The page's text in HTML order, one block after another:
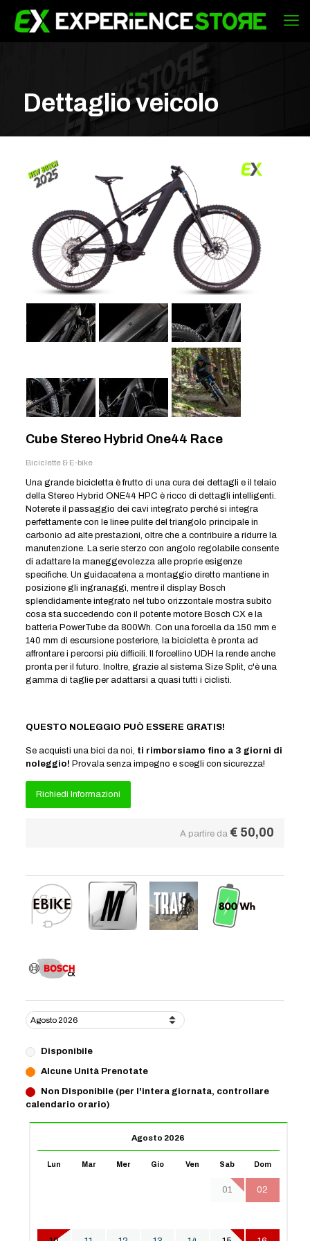
Dettaglio veicolo
Cube Stereo Hybrid One44 Race
Biciclette & E-bike
Una grande bicicletta è frutto di una cura dei dettagli e il telaio
della Stereo Hybrid ONE44 HPC è ricco di dettagli intelligenti.
Noterete il passaggio dei cavi integrato perché si integra
perfettamente con le linee pulite del triangolo principale in
carbonio ad alte prestazioni, oltre che a contribuire a ridurre la
manutenzione. La serie sterzo con angolo regolabile consente
di adattare la maneggevolezza alle proprie esigenze
specifiche. Un guidacatena a montaggio diretto mantiene in
posizione gli ingranaggi, mentre il display Bosch
splendidamente integrato nel tubo orizzontale mostra subito
cosa sta succedendo con il potente motore Bosch CX e la
batteria PowerTube da 800Wh. Con una forcella da 150 mm e
140 mm di escursione posteriore, la bicicletta è pronta ad
affrontare i percorsi più difficili. Il forcellino UDH la rende anche
pronta per il futuro. Inoltre, grazie al sistema Size Split, c'è una
gamma di taglie per adattarsi a quasi tutti i ciclisti.
QUESTO NOLEGGIO PUÒ ESSERE GRATIS!
Se acquisti una bici da noi, ti rimborsiamo fino a 3 giorni di
noleggio! Provala senza impegno e scegli con sicurezza!
Richiedi Informazioni
A partire da € 50,00
Disponibile
Alcune Unità Prenotate
Non Disponibile (per l'intera giornata, controllare
calendario orario)
Agosto 2026
Lun Mar Mer Gio Ven Sab Dom
01 02